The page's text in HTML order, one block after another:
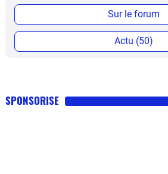
Sur le forum
Actu (50)
SPONSORISE